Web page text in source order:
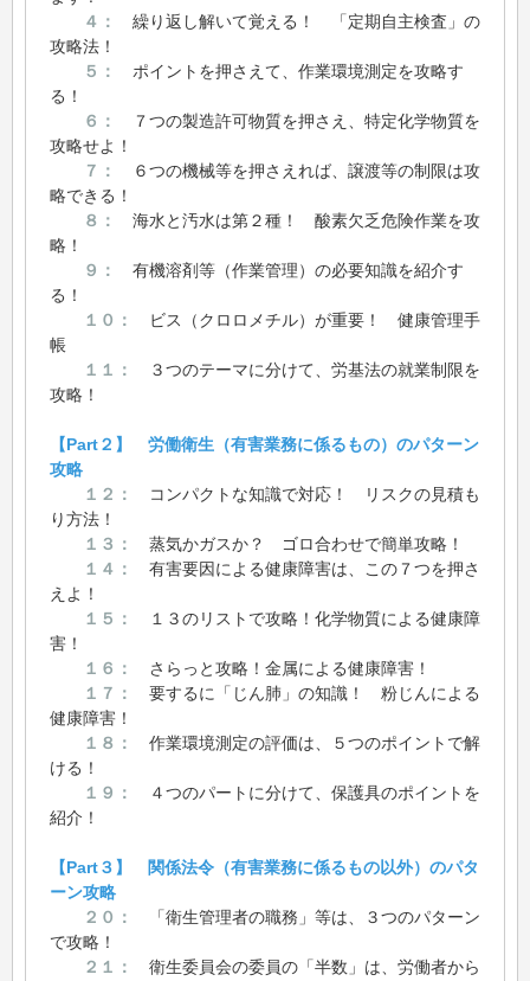
４：
繰り返し解いて覚える！ 「定期自主検査」の
攻略法！
５：
ポイントを押さえて、作業環境測定を攻略す
る！
６：
７つの製造許可物質を押さえ、特定化学物質を
攻略せよ！
７：
６つの機械等を押さえれば、譲渡等の制限は攻
略できる！
８：
海水と汚水は第２種！ 酸素欠乏危険作業を攻
略！
９：
有機溶剤等（作業管理）の必要知識を紹介す
る！
１０：
ビス（クロロメチル）が重要！ 健康管理手
帳
１１：
３つのテーマに分けて、労基法の就業制限を
攻略！
【Part２】 労働衛生（有害業務に係るもの）のパターン
攻略
１２：
コンパクトな知識で対応！ リスクの見積も
り方法！
１３：
蒸気かガスか？ ゴロ合わせで簡単攻略！
１４：
有害要因による健康障害は、この７つを押さ
えよ！
１５：
１３のリストで攻略！化学物質による健康障
害！
１６：
さらっと攻略！金属による健康障害！
１７：
要するに「じん肺」の知識！ 粉じんによる
健康障害！
１８：
作業環境測定の評価は、５つのポイントで解
ける！
１９：
４つのパートに分けて、保護具のポイントを
紹介！
【Part３】 関係法令（有害業務に係るもの以外）のパタ
ーン攻略
２０：
「衛生管理者の職務」等は、３つのパターン
で攻略！
２１：
衛生委員会の委員の「半数」は、労働者から